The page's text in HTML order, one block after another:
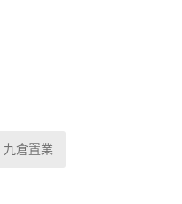
九倉置業